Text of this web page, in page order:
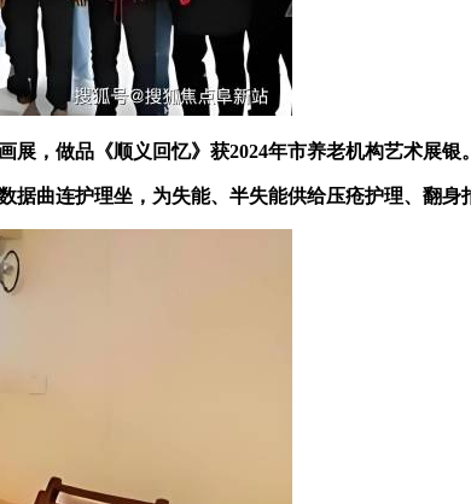
，做品《顺义回忆》获2024年市养老机构艺术展银。
曲连护理坐，为失能、半失能供给压疮护理、翻身